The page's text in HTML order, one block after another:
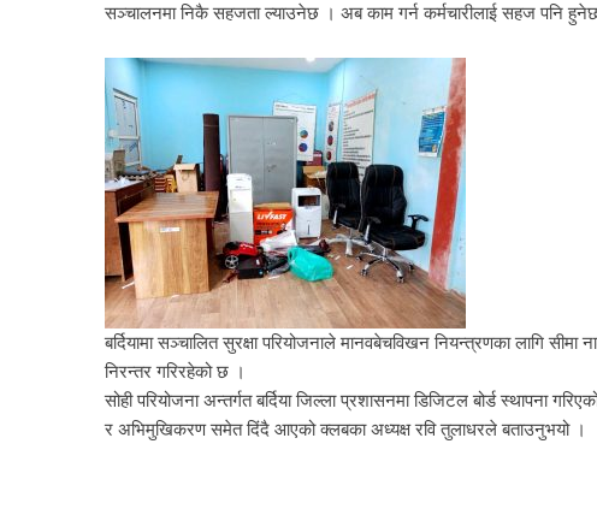
सञ्चालनमा निकै सहजता ल्याउनेछ । अब काम गर्न कर्मचारीलाई सहज पनि
बर्दियामा सञ्चालित सुरक्षा परियोजनाले मानवबेचविखन नियन्त्रणका लागि
निरन्तर गरिरहेको छ ।
सोही परियोजना अन्तर्गत बर्दिया जिल्ला प्रशासनमा डिजिटल बोर्ड स्थापना
र अभिमुखिकरण समेत दिंदै आएको क्लबका अध्यक्ष रवि तुलाधरले बताउनुभयो ।